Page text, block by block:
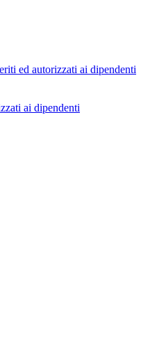
ed autorizzati ai dipendenti
ai dipendenti